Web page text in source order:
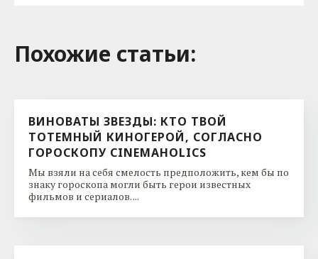
Похожие cтатьи:
ВИНОВАТЫ ЗВЕЗДЫ: КТО ТВОЙ
ТОТЕМНЫЙ КИНОГЕРОЙ, СОГЛАСНО
ГОРОСКОПУ CINEMAHOLICS
Мы взяли на себя смелость предположить, кем бы по
знаку гороскопа могли быть герои известных
фильмов и сериалов. ...